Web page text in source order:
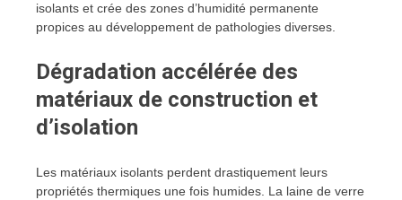
isolants et crée des zones d’humidité permanente
propices au développement de pathologies diverses.
Dégradation accélérée des
matériaux de construction et
d’isolation
Les matériaux isolants perdent drastiquement leurs
propriétés thermiques une fois humides. La laine de verre